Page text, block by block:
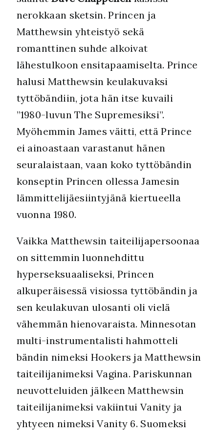
nerokkaan sketsin. Princen ja
Matthewsin yhteistyö sekä
romanttinen suhde alkoivat
lähestulkoon ensitapaamiselta. Prince
halusi Matthewsin keulakuvaksi
tyttöbändiin, jota hän itse kuvaili
”1980-luvun The Supremesiksi”.
Myöhemmin James väitti, että Prince
ei ainoastaan varastanut hänen
seuralaistaan, vaan koko tyttöbändin
konseptin Princen ollessa Jamesin
lämmittelijäesiintyjänä kiertueella
vuonna 1980.
Vaikka Matthewsin taiteilijapersoonaa
on sittemmin luonnehdittu
hyperseksuaaliseksi, Princen
alkuperäisessä visiossa tyttöbändin ja
sen keulakuvan ulosanti oli vielä
vähemmän hienovaraista. Minnesotan
multi-instrumentalisti hahmotteli
bändin nimeksi Hookers ja Matthewsin
taiteilijanimeksi Vagina. Pariskunnan
neuvotteluiden jälkeen Matthewsin
taiteilijanimeksi vakiintui Vanity ja
yhtyeen nimeksi Vanity 6. Suomeksi